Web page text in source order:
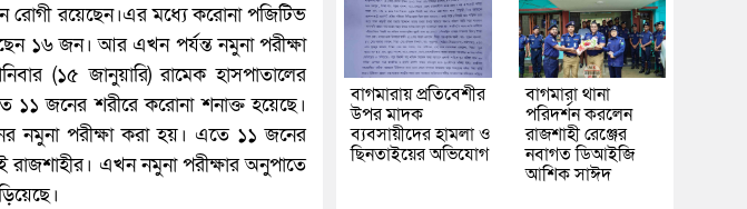
রয়েছেন।এর মধ্যে করোনা পজিটিভ
১৬ জন। আর এখন পর্যন্ত নমুনা পরীক্ষা
(১৫ জানুয়ারি) রামেক হাসপাতালের
১১ জনের শরীরে করোনা শনাক্ত হয়েছে।
নমুনা পরীক্ষা করা হয়। এতে ১১ জনের
এখন নমুনা পরীক্ষার অনুপাতে
বাগমারায় প্রতিবেশীর
উপর মাদক
ব্যবসায়ীদের হামলা ও
ছিনতাইয়ের অভিযোগ
বাগমারা থানা
পরিদর্শন করলেন
রাজশাহী রেঞ্জের
নবাগত ডিআইজি
আশিক সাঈদ